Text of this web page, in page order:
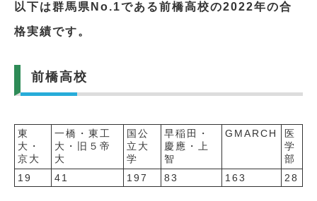
以下は群馬県No.1である前橋高校の2022年の合
格実績です。
前橋高校
東
大・
京大
一橋・東工
大・旧５帝
大
国公
立大
学
早稲田・
慶應・上
智
GMARCH
医
学
部
19
41 197 83 163 28